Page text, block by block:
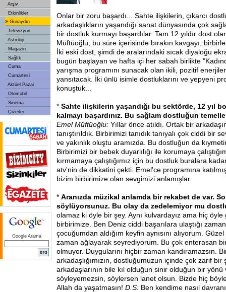
Arşiv
Etkinlikler
» Günaydın
Televizyon
Astroloji
Magazin
Sağlık
Cuma
Cumartesi
Aktüel Pazar
Otomobil
Sinema
Çizerler
Google Arama
Onlar bir zoru başardı... Sahte ilişkilerin, çıkarcı
arkadaşlıkların yaşandığı sanat dünyasında çok
bir dostluk kurmayı başardılar. Tam 12 yıldır dost
Müftüoğlu, bu süre içerisinde bırakın kavgayı,
İki eski dost, şimdi de aralarındaki sıcak diyaloğu
bugün başlayan ve hafta içi her sabah birlikte
yarışma programını sunacak olan ikili, pozitif
yansıtacak. İki ünlü isimle dostluklarını ve yepyeni
konuştuk...
* Sahte ilişkilerin yaşandığı bu sektörde, 12 yıl
kalmayı başardınız. Bu sağlam dostluğun
Emel Müftüoğlu: Yıllar önce atıldı. Ortak bir
tanıştırıldık. Birbirimizi tanıdık tanıyalı çok ciddi bir
ve yakınlık oluştu aramızda. Bu dostluğun da
Birbirimizi bir bebek duyarlılığı ile korumaya
kırmamaya çalıştığımız için bu dostluk buralara
atv'nin de dikkatini çekti. Emel'ce programına
bizim birbirimize olan sevgimizi anlamışlar.
* Aranızda müzikal anlamda bir rekabet de var.
söylüyorsunuz. Bu olay da zedelemiyor mu
olamaz ki öyle bir şey. Aynı kulvardayız ama hiç öyle
birbirimize. Ben Deniz ciddi başarılara ulaştığı
çocuğumdan aldığım keyfin aynısını alıyorum.
zaman ağlayarak seyrediyorum. Bu çok enterasan
olmuyor. Duygularını hiçbir zaman kandıramazsın.
arkadaşlığımızın, dostluğumuzun içinde çok zarif
arkadaşlarının bile kıl olduğun sinir olduğun bir yönü
söyleyemezsin, söylersen lanet olsun. Bizde hiç
Allah da yaşatmasın! D.S: Ben kendime nasıl